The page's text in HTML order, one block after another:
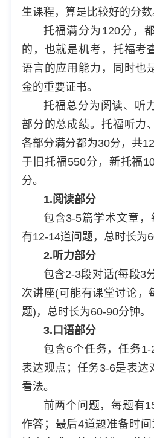
生课程，算是比较好的分数
托福满分为120分，
的，也就是机考，托福考
语言的应用能力，同时也
金的重要证书。
托福总分为阅读、听
部分的总成绩。托福听力
各部分满分都为30分，共
于旧托福550分，新托福
分。
1.阅读部分
包含3-5篇学术文章
有12-14道问题，总时长为
2.听力部分
包含2-3段对话(每段3
次讲座(可能有课堂讨论，
题)，总时长为60-90分钟。
3.口语部分
包含6个任务，任务
表达观点；任务3-6是表达
看法。
前两个问题，每题有
作答；最后4道题准备时